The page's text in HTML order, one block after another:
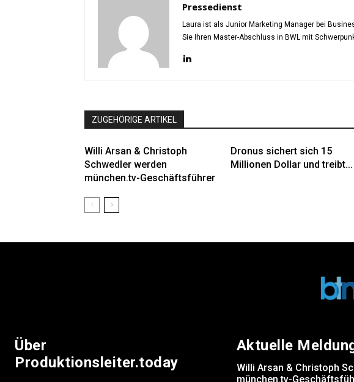
Pressedienst
Laura ist als Junior Marketing Manager bei
Sie Ihren Master-Abschluss in BWL mit
ZUGEHÖRIGE ARTIKEL
Willi Arsan & Christoph
Schwedler werden
münchen.tv-Geschäftsführer
Dronus sichert sich 15
Millionen Dollar und treibt...
Über
Produktionsleiter.today
Aktuelle
Willi Arsan & Christoph
münchen.tv-